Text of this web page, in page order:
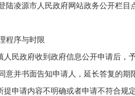
陆凌源市人民政府网站政务公开栏目
程序与时限
人民政府收到政府信息公开申请后，
意并书面告知申请人，延长答复的期
提申请内容不明确或者申请不符合规